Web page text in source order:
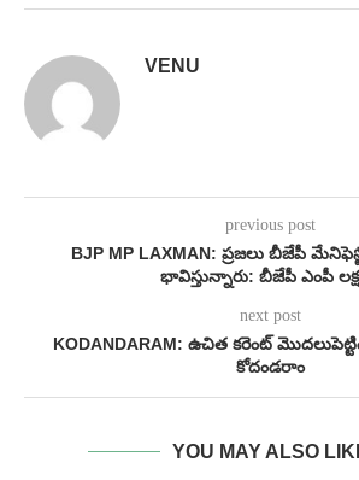
VENU
previous post
BJP MP LAXMAN: ప్రజలు బీజేపీ
భావిస్తున్నారు: బీజేపీ ఎంపీ
next post
KODANDARAM: ఉచిత కరెంట్
కోదండరాం
YOU MAY ALSO